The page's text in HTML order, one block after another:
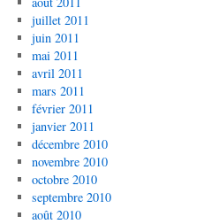
juillet 2011
juin 2011
mai 2011
avril 2011
mars 2011
février 2011
janvier 2011
décembre 2010
novembre 2010
octobre 2010
septembre 2010
août 2010